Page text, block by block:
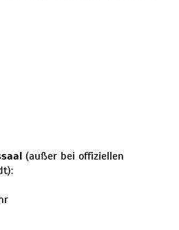
(außer bei offiziellen